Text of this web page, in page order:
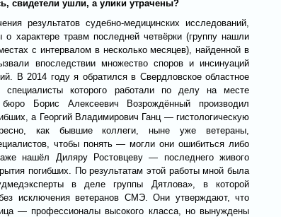
свидетели ушли, а улики утрачены?
результатов судебно-медицинских исследований,
о характере травм последней четвёрки (группу нашли
с интервалом в несколько месяцев), найденной в
впоследствии множество споров и инсинуаций
В 2014 году я обратился в Свердловское областное
специалисты которого работали по делу на месте
Борис Алексеевич Возрождённый производил
а Георгий Владимирович Ганц — гистологическую
как бывшие коллеги, ныне уже ветераны,
чтобы понять — могли они ошибиться либо
нашёл Диляру Ростовцеву — последнего живого
погибших. По результатам этой работы мной была
в деле группы Дятлова», в которой
исключения ветеранов СМЭ. Они утверждают, что
— профессионалы высокого класса, но вынуждены